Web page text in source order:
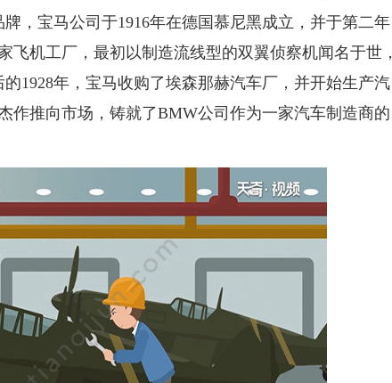
宝马公司于1916年在德国慕尼黑成立，并于第二年
飞机工厂，最初以制造流线型的双翼侦察机闻名于世，
1928年，宝马收购了埃森那赫汽车厂，并开始生产汽
作推向市场，铸就了BMW公司作为一家汽车制造商的